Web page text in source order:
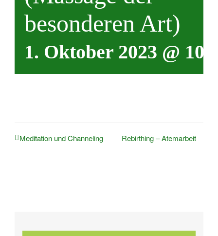
besonderen Art)
1. Oktober 2023 @
Meditation und Channeling Rebirthing – Atemarbeit